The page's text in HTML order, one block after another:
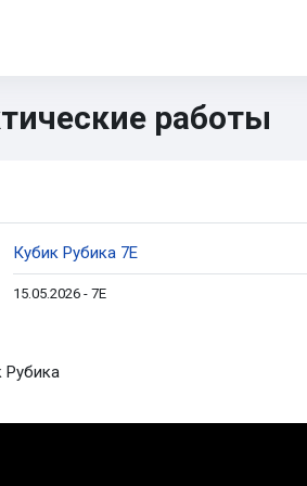
работы
outline
Кубик Рубика 7ЕURL
15.05.2026 - 7Е
Рубика